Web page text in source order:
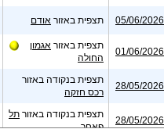
תצפית באזור אודם 05/06/2026
תצפית באזור אגמון
החולה
01/06/2026
תצפית בנקודה באזור
רכס חזקה
28/05/2026
תצפית בנקודה באזור תל
פאחר
28/05/2026